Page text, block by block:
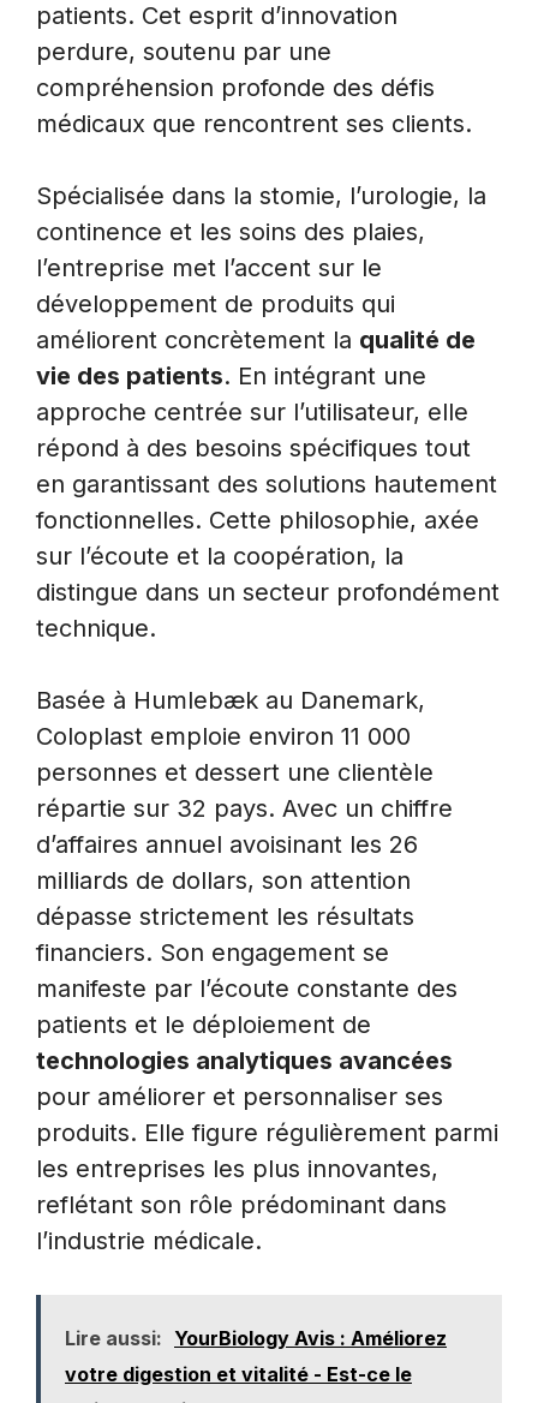
patients. Cet esprit d’innovation
perdure, soutenu par une
compréhension profonde des défis
médicaux que rencontrent ses clients.
Spécialisée dans la stomie, l’urologie, la
continence et les soins des plaies,
l’entreprise met l’accent sur le
développement de produits qui
améliorent concrètement la qualité de
vie des patients. En intégrant une
approche centrée sur l’utilisateur, elle
répond à des besoins spécifiques tout
en garantissant des solutions hautement
fonctionnelles. Cette philosophie, axée
sur l’écoute et la coopération, la
distingue dans un secteur profondément
technique.
Basée à Humlebæk au Danemark,
Coloplast emploie environ 11 000
personnes et dessert une clientèle
répartie sur 32 pays. Avec un chiffre
d’affaires annuel avoisinant les 26
milliards de dollars, son attention
dépasse strictement les résultats
financiers. Son engagement se
manifeste par l’écoute constante des
patients et le déploiement de
technologies analytiques avancées
pour améliorer et personnaliser ses
produits. Elle figure régulièrement parmi
les entreprises les plus innovantes,
reflétant son rôle prédominant dans
l’industrie médicale.
Lire aussi: YourBiology Avis : Améliorez
votre digestion et vitalité - Est-ce le